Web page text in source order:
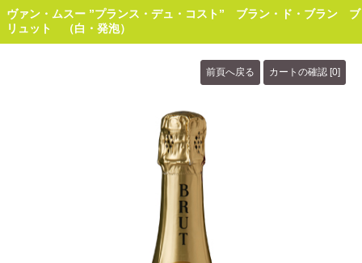
ヴァン・ムスー ”プランス・デュ・コスト” ブラン・ド・ブラン ブ
リュット （白・発泡）